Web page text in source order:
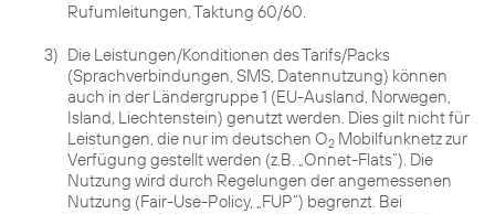
Rufumleitungen, Taktung 60/60.
3) Die Leistungen/Konditionen des Tarifs/Packs
(Sprachverbindungen, SMS, Datennutzung) können
auch in der Ländergruppe 1 (EU-Ausland, Norwegen,
Island, Liechtenstein) genutzt werden. Dies gilt nicht für
Leistungen, die nur im deutschen O2 Mobilfunknetz zur
Verfügung gestellt werden (z.B. „Onnet-Flats“). Die
Nutzung wird durch Regelungen der angemessenen
Nutzung (Fair-Use-Policy, „FUP“) begrenzt. Bei